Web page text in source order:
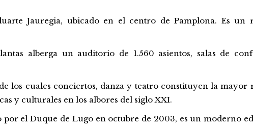
Jauregia, ubicado en el centro de Pamplona. Es
alberga un auditorio de 1.560 asientos, salas de
los cuales conciertos, danza y teatroconstituyen lamayor
y culturales en los albores del sigloXXI.
porel Duque de Lugo en octubre de 2003, es unmoderno